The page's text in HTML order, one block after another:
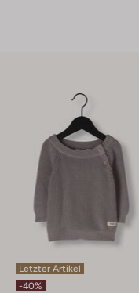
Letzter Artikel
-40%